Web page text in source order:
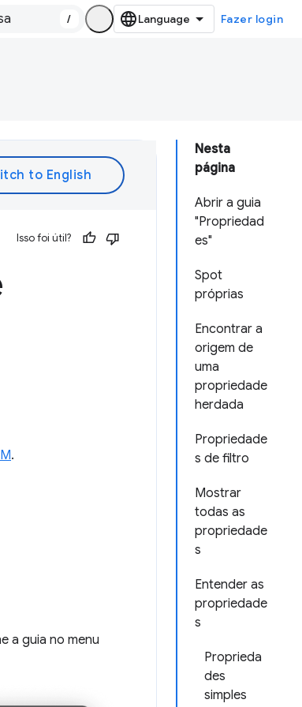
/ Fazer login
Nesta
página
Abrir a guia
"Propriedad
es"
Spot
próprias
Encontrar a
origem de
uma
propriedade
herdada
Propriedade
s de filtro
Mostrar
todas as
propriedade
s
Entender as
propriedade
s
Proprieda
des
simples
Isso foi útil?
.
a guia no menu